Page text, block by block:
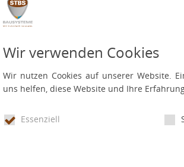
Gegenüber dem letzten Katalog
genommen. Stöbern Sie gerne
finden Sie am Ende des Artikel.
Wie bisher gewähren wir zusätzliche
Sie in den jeweiligen
Den Preiskatalog können Sie hier
Wir verwenden Cookies
Wir nutzen Cookies auf unserer Website.
uns helfen, diese Website und Ihre
Essenziell